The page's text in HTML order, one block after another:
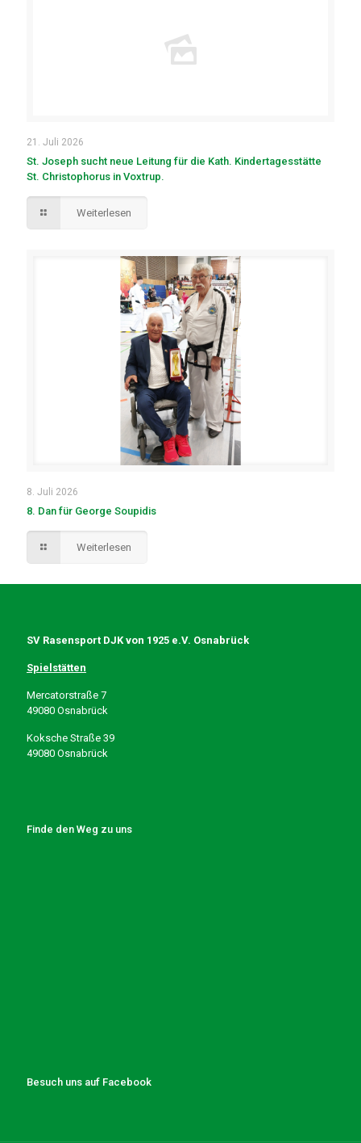
21. Juli 2026
St. Joseph sucht neue Leitung für die Kath. Kindertagesstätte
St. Christophorus in Voxtrup.
Weiterlesen
8. Juli 2026
8. Dan für George Soupidis
Weiterlesen
SV Rasensport DJK von 1925 e.V. Osnabrück
Spielstätten
Mercatorstraße 7
49080 Osnabrück
Koksche Straße 39
49080 Osnabrück
Finde den Weg zu uns
Besuch uns auf Facebook